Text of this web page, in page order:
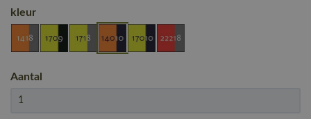
kleur
Aantal